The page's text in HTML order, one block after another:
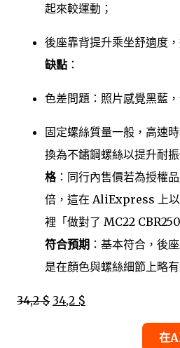
起來較運動；
後座靠背提升乘坐舒適度
缺點 ：
色差問題：照片感覺黑藍
固定螺絲質量一般，高速
換為不鏽鋼螺絲以提升耐振
格：同行內售價若為授權
倍，這在 AliExpress 上
裡「做對了 MC22
符合預期 ：基本符合，後
是在顏色與螺絲細節上略有
34,2 $ 34,2 $
在